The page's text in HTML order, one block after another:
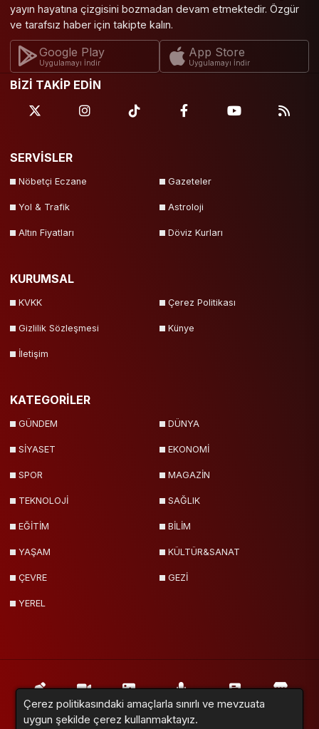
yayın hayatına çizgisini bozmadan devam etmektedir. Özgür
ve tarafsız haber için takipte kalın.
Google Play
Uygulamayı İndir
App Store
Uygulamayı İndir
BİZİ TAKİP EDİN
SERVİSLER
Nöbetçi Eczane Gazeteler
Yol & Trafik Astroloji
Altın Fiyatları Döviz Kurları
KURUMSAL
KVKK Çerez Politikası
Gizlilik Sözleşmesi Künye
İletişim
KATEGORİLER
GÜNDEM DÜNYA
SİYASET EKONOMİ
SPOR MAGAZİN
TEKNOLOJİ SAĞLIK
EĞİTİM BİLİM
YAŞAM KÜLTÜR&SANAT
ÇEVRE GEZİ
YEREL
YazarlarVideolarGalerilerRöportajlarAnketlerFirmalar
Çerez politikasındaki amaçlarla sınırlı ve mevzuata
uygun şekilde çerez kullanmaktayız.